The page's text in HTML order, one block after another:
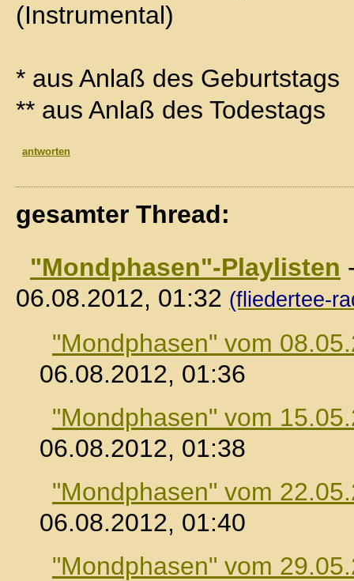
(Instrumental)
* aus Anlaß des Geburtstags
** aus Anlaß des Todestags
antworten
gesamter Thread:
"Mondphasen"-Playlisten
06.08.2012, 01:32 (fliedertee-
"Mondphasen" vom
06.08.2012, 01:36
"Mondphasen" vom
06.08.2012, 01:38
"Mondphasen" vom
06.08.2012, 01:40
"Mondphasen" vom